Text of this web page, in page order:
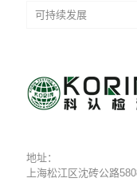
可持续发展
地址：
上海松江区沈砖公路